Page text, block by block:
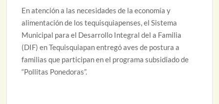
En atención a las necesidades de la economía y
alimentación de los tequisquiapenses, el Sistema
Municipal para el Desarrollo Integral del a Familia
(DIF) en Tequisquiapan entregó aves de postura a
familias que participan en el programa subsidiado de
“Pollitas Ponedoras”.